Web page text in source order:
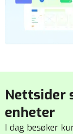
Nettsider
enheter
I dag besøker